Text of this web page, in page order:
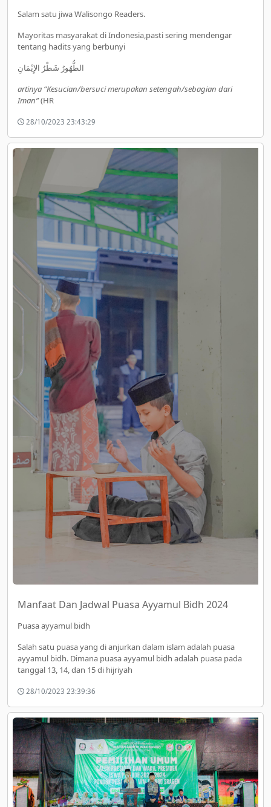
Salam satu jiwa Walisongo Readers.
Mayoritas masyarakat di Indonesia,pasti sering mendengar
tentang hadits yang berbunyi
الطُّهُورُ شَطْرُ الإِيْمَانِ
artinya “Kesucian/bersuci merupakan setengah/sebagian dari
Iman”(HR
28/10/2023 23:43:29
Manfaat Dan Jadwal Puasa Ayyamul Bidh 2024
Puasa ayyamul bidh
Salah satu puasa yang di anjurkan dalam islam adalah puasa
ayyamul bidh. Dimana puasa ayyamul bidh adalah puasa pada
tanggal 13, 14, dan 15 di hijriyah
28/10/2023 23:39:36